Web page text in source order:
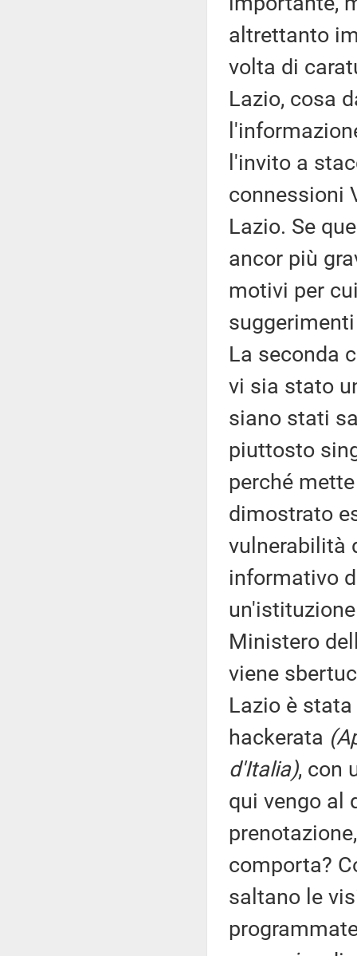
altrettanto
volta di
Lazio, cosa
l'invito a
connessioni
Lazio. Se
ancor più
motivi per
La seconda
vi sia stato
siano stati
piuttosto
perché
dimostrato
vulnerabilità
informativo
Ministero
viene
Lazio è
hackerata
d'Italia), con
qui vengo al
comporta?
saltano le